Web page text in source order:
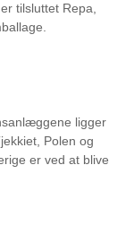
tilsluttet Repa,
ligger
Polen og
er ved at blive